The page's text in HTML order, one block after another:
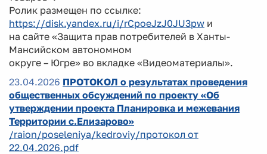
Ролик размещен по ссылке:
https://disk.yandex.ru/i/rCpoeJzJ0JU3pw и
на сайте «Защита прав потребителей в Ханты-
Мансийском автономном
округе – Югре» во вкладке «Видеоматериалы».
23.04.2026 ПРОТОКОЛ о результатах проведения
общественных обсуждений по проекту «Об
утверждении проекта Планировка и межевания
Территории с.Елизарово»
/raion/poseleniya/kedroviy/протокол от
22.04.2026.pdf